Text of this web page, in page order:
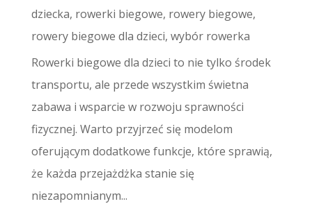
dziecka, rowerki biegowe, rowery biegowe,
rowery biegowe dla dzieci, wybór rowerka
Rowerki biegowe dla dzieci to nie tylko środek
transportu, ale przede wszystkim świetna
zabawa i wsparcie w rozwoju sprawności
fizycznej. Warto przyjrzeć się modelom
oferującym dodatkowe funkcje, które sprawią,
że każda przejażdżka stanie się
niezapomnianym...